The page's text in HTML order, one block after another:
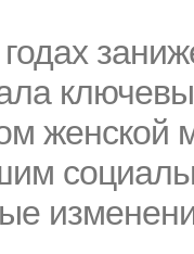
женской